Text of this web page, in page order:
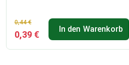
0,44€
Der
ursprüngliche
Preis
0,39 €
Der
aktuelle
Preis
In den Warenkorb